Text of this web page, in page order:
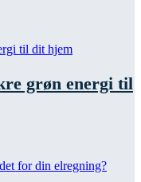
grøn energi til